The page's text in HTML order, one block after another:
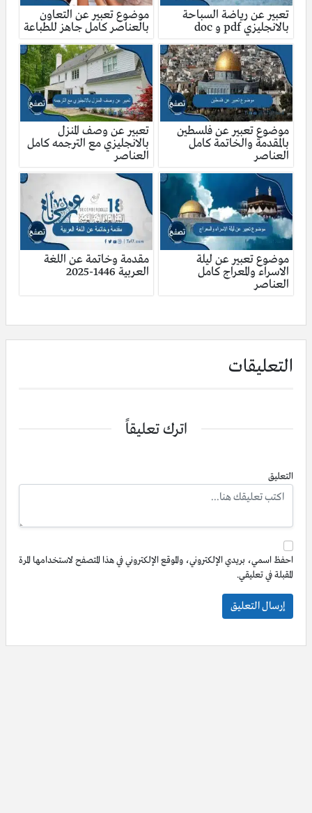
تعبير عن رياضة السباحة
بالانجليزي pdf و doc
موضوع تعبير عن التعاون
بالعناصر كامل جاهز للطباعة
موضوع تعبير عن فلسطين
بالمقدمة والخاتمة كامل
العناصر
تعبير عن وصف المنزل
بالانجليزي مع الترجمه كامل
العناصر
موضوع تعبير عن ليلة
الاسراء والمعراج كامل
العناصر
مقدمة وخاتمة عن اللغة
العربية 1446-2025
التعليقات
اترك تعليقاً
التعليق
احفظ اسمي، بريدي الإلكتروني، والموقع الإلكتروني في هذا المتصفح لاستخدامها المرة
المقبلة في تعليقي.